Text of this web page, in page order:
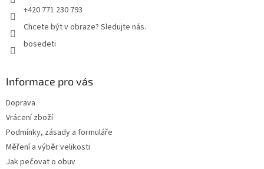
+420 771 230 793
Chcete být v obraze? Sledujte nás.
bosedeti
Informace pro vás
Doprava
Vrácení zboží
Podmínky, zásady a formuláře
Měření a výběr velikosti
Jak pečovat o obuv